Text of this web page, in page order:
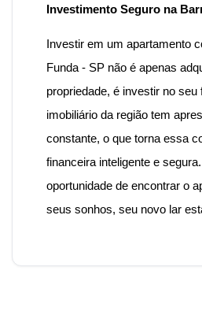
Investimento Seguro na
Investir em um apartamento
Funda - SP não é apenas
propriedade, é investir no
imobiliário da região tem
constante, o que torna essa
financeira inteligente e
oportunidade de encontrar o
seus sonhos, seu novo lar